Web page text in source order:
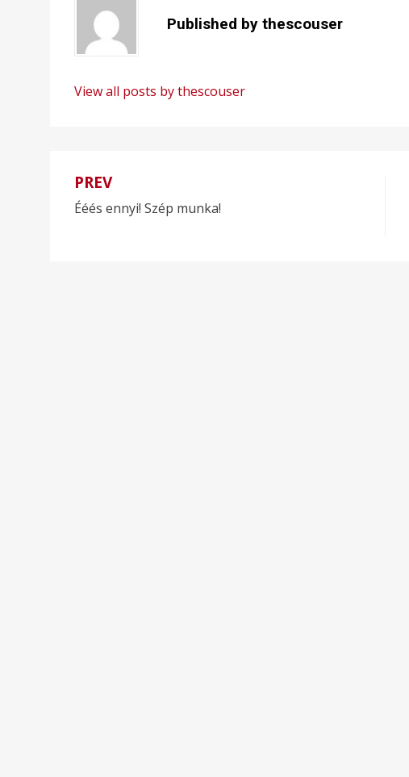
Published by thescouser
View all posts by thescouser
Bejegyzés
navigáció
PREV
Ééés ennyi! Szép munka!